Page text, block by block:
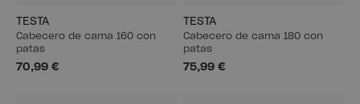
TESTA
Cabecero de cama 160 con
patas
70,99 €
TESTA
Cabecero de cama 180 con
patas
75,99 €